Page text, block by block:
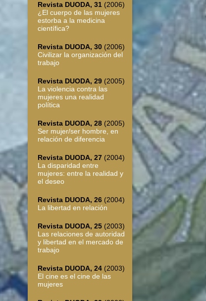
Revista DUODA, 31 (2006)
¿El cuerpo de las mujeres
estorba a la medicina
científica?
Revista DUODA, 30 (2006)
Civilizar la organización del
trabajo
Revista DUODA, 29 (2005)
La violencia contra las
mujeres una realidad
política
Revista DUODA, 28 (2005)
Ser mujer/ser hombre, en
relación de diferencia
Revista DUODA, 27 (2004)
La disparidad entre
mujeres: entre la realidad y
el deseo
Revista DUODA, 26 (2004)
La libertad en relación
Revista DUODA, 25 (2003)
Las relaciones de autoridad
y libertad en el mercado de
trabajo
Revista DUODA, 24 (2003)
El cine es el cine de las
mujeres